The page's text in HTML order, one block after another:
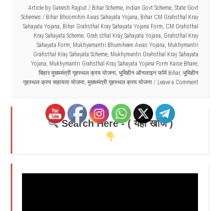
Article by Ganesh Rajput / Bihar Scheme, Indian Govt Scheme, State Govt
Schemes / Bihar Bhoomihin Awas Sahayata Yojana, Bihar CM Grahsthal Kray
Sahayata Yojana, Bihar Grahsthal Kray Sahayata Yojana Form, CM Grahsthal
Kray Sahayata Scheme, Grah sthal Kray Sahayata Yojana, Grahsthal Kray
Sahayata Form, Mukhyamantri Bhumiheen Awas Yojana, Mukhymantri
Grahsthal Kray Sahayata Scheme, Mukhymantri Grahsthal Kray Sahayata
Yojana, Mukhymantri Grahsthal Kray Sahayata Yojana Form Kaise Bhare,
बिहार मुख्यमंत्री गृहस्थल क्रय योजना, भूमिहीन ऑनलाइन फॉर्म Bihar, भूमिहीन
गृहस्थल क्रय सहायता योजना, मुख्यमंत्री गृहस्थल क्रय योजना Leave a Comment
Search Here - ( यहाँ खोजें )